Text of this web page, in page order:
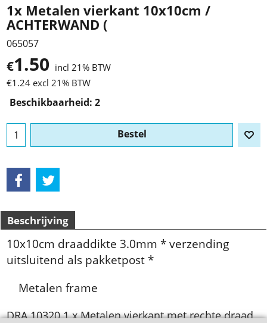
1x Metalen vierkant 10x10cm /
ACHTERWAND (
065057
€1.50 incl 21% BTW
€1.24 excl 21% BTW
Beschikbaarheid: 2
Bestel
Beschrijving
10x10cm draaddikte 3.0mm * verzending
uitsluitend als pakketpost *
Metalen frame
DRA 10320 1 x Metalen vierkant met rechte draad